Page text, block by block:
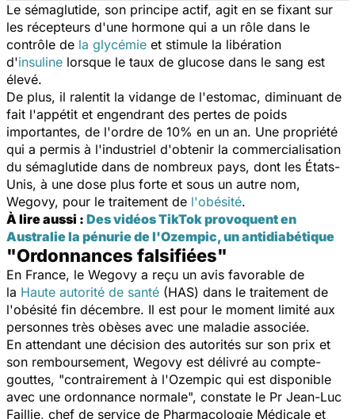
Le sémaglutide, son principe actif, agit en se fixant sur
les récepteurs d'une hormone qui a un rôle dans le
contrôle de la glycémie et stimule la libération
d'insuline lorsque le taux de glucose dans le sang est
élevé.
De plus, il ralentit la vidange de l'estomac, diminuant de
fait l'appétit et engendrant des pertes de poids
importantes, de l'ordre de 10% en un an. Une propriété
qui a permis à l'industriel d'obtenir la commercialisation
du sémaglutide dans de nombreux pays, dont les États-
Unis, à une dose plus forte et sous un autre nom,
Wegovy, pour le traitement de l'obésité.
À lire aussi : Des vidéos TikTok provoquent en
Australie la pénurie de l'Ozempic, un antidiabétique
"Ordonnances falsifiées"
En France, le Wegovy a reçu un avis favorable de
la Haute autorité de santé (HAS) dans le traitement de
l'obésité fin décembre. Il est pour le moment limité aux
personnes très obèses avec une maladie associée.
En attendant une décision des autorités sur son prix et
son remboursement, Wegovy est délivré au compte-
gouttes, "contrairement à l'Ozempic qui est disponible
avec une ordonnance normale", constate le Pr Jean-Luc
Faillie, chef de service de Pharmacologie Médicale et